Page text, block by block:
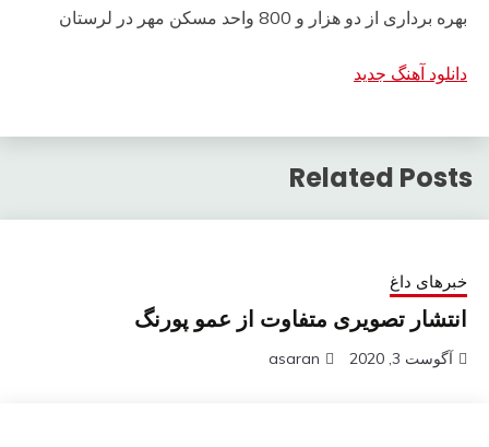
بهره برداری از دو هزار و 800 واحد مسکن مهر در لرستان
دانلود آهنگ جدید
Related Posts
خبرهای داغ
انتشار تصویری متفاوت از عمو پورنگ
آگوست 3, 2020 asaran